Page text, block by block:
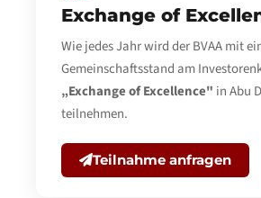
Exchange of
Wie jedes Jahr wird der BVAA mit
Gemeinschaftsstand am
„Exchange of Excellence" in Abu
teilnehmen.
Teilnahme anfragen